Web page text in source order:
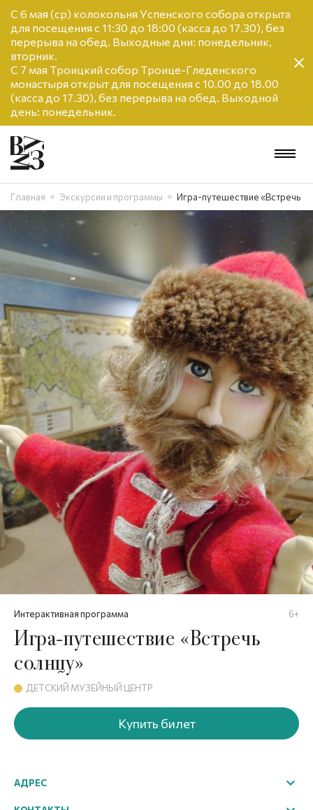
С 6 мая (ср) колокольня Успенского собора открыта
для посещения с 11:30 до 18:00 (касса до 17.30), без
перерыва на обед. Выходные дни: понедельник,
вторник.
С 7 мая Троицкий собор Троице-Гледенского
монастыря открыт для посещения с 10.00 до 18.00
(касса до 17.30), без перерыва на обед. Выходной
день: понедельник.
Главная Экскурсии и программы Игра-путешествие «Встречь
Интерактивная программа 6+
Игра-путешествие «Встречь
солнцу»
ДЕТСКИЙ МУЗЕЙНЫЙ ЦЕНТР
АДРЕС
г. Великий Устюг, Советский пр-т, 60
Купить билет